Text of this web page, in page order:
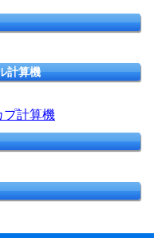
計算機
プ計算機